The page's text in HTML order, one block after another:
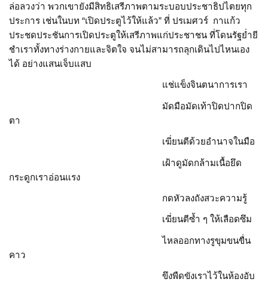
ล่อลวงว่า พวกเขายังมีสิทธิเสรีภาพตามระบอบประชาธิปไตยทุก
ประการ เช่นในบท “เปิดประตูไว้ให้แล้ว” ที่ ปรเมศวร์ กาแก้ว
ประชดประชันการเปิดประตูให้เสรีภาพแก่ประชาชน ที่โดนรัฐย่ำยี
ชำเราทั้งทางร่างกายและจิตใจ จนไม่สามารถลุกเดินไปไหนเอง
ได้ อย่างแสนเจ็บแสบ
แช่แข็งจินตนาการเรา
มัดมือมัดเท้าปิดปากปิด
ตา
เฆี่ยนตีด้วยอำนาจในมือ
เฝ้าดูมัดกล้ามเนื้อยึด
กระดูกเราอ่อนแรง
กดหัวลงถังสวะความรู้
เฆี่ยนตีซ้ำ ๆ ให้เลือดซึม
ไหลออกทางรูขุมขนขื่น
คาว
ขึงพืดขังเราไว้ในห้องอับ